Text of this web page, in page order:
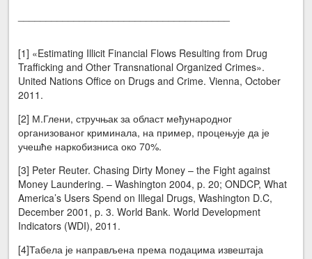
[1] «Estimating Illicit Financial Flows Resulting from Drug
Trafficking and Other Transnational Organized Crimes».
United Nations Office on Drugs and Crime. Vienna, October
2011.
[2] М.Глени, стручњак за област међународног
организованог криминала, на пример, процењује да је
учешће наркобизниса око 70%.
[3] Peter Reuter. Chasing Dirty Money – the Fight against
Money Laundering. – Washington 2004, p. 20; ONDCP, What
America’s Users Spend on Illegal Drugs, Washington D.C,
December 2001, p. 3. World Bank. World Development
Indicators (WDI), 2011.
[4]Табела је направљена према подацима извештаја